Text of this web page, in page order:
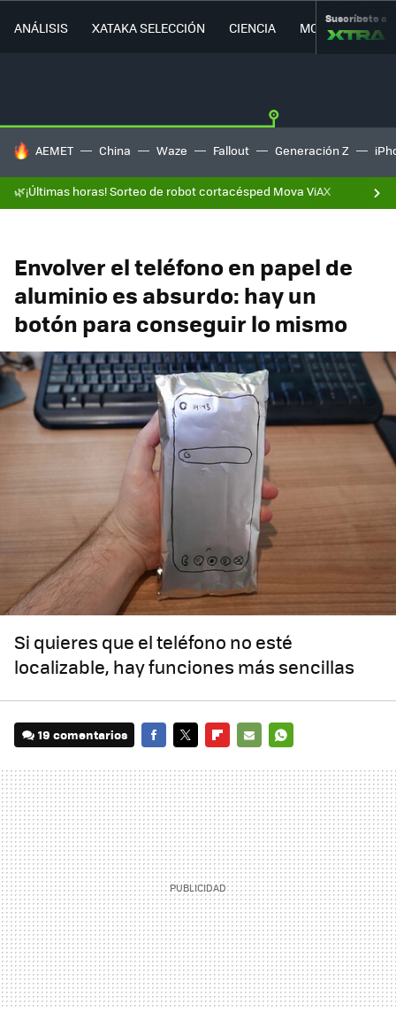
ANÁLISIS XATAKA SELECCIÓN CIENCIA MOVILIDAD
Suscríbete a
HOY SE HABLA DE
AEMET China Waze Fallout Generación Z
🌿¡Últimas horas! Sorteo de robot cortacésped Mova ViAX
Envolver el teléfono en papel de
aluminio es absurdo: hay un
botón para conseguir lo mismo
Si quieres que el teléfono no esté
localizable, hay funciones más sencillas
19 comentarios
MAIL